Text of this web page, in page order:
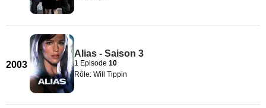
2003
Alias - Saison 3
1 Episode 10
Rôle: Will Tippin